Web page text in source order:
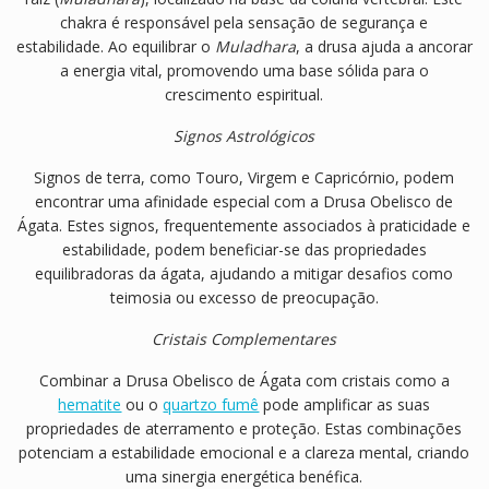
chakra é responsável pela sensação de segurança e
estabilidade. Ao equilibrar o Muladhara, a drusa ajuda a ancorar
a energia vital, promovendo uma base sólida para o
crescimento espiritual.
Signos Astrológicos
Signos de terra, como Touro, Virgem e Capricórnio, podem
encontrar uma afinidade especial com a Drusa Obelisco de
Ágata. Estes signos, frequentemente associados à praticidade e
estabilidade, podem beneficiar-se das propriedades
equilibradoras da ágata, ajudando a mitigar desafios como
teimosia ou excesso de preocupação.
Cristais Complementares
Combinar a Drusa Obelisco de Ágata com cristais como a
hematite ou oquartzo fumê pode amplificar as suas
propriedades de aterramento e proteção. Estas combinações
potenciam a estabilidade emocional e a clareza mental, criando
uma sinergia energética benéfica.